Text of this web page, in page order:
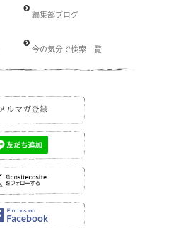
編集部ブログ
今の気分で検索一覧